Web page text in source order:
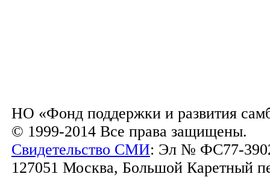
НО «Фонд поддержки и развития
© 1999-2014 Все права защищены.
Свидетельство СМИ: Эл № ФС77-
127051 Москва, Большой Каретный